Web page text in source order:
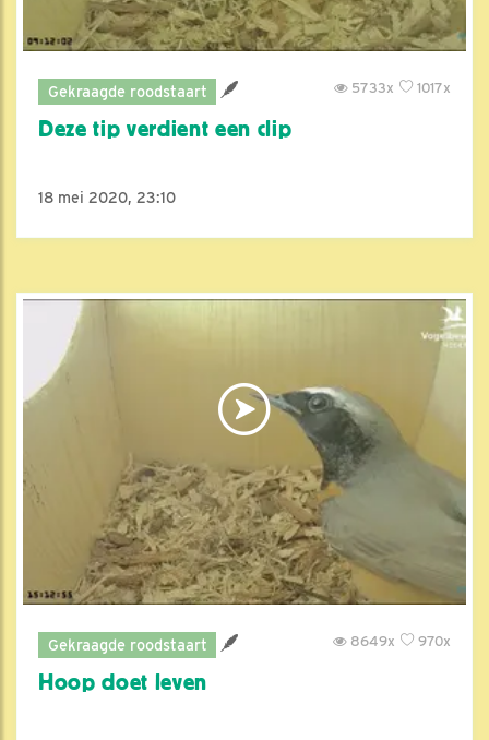
Gekraagde roodstaart 1017x
5733x
Deze tip verdient een clip
18 mei 2020, 23:10
Gekraagde roodstaart 970x
8649x
Hoop doet leven